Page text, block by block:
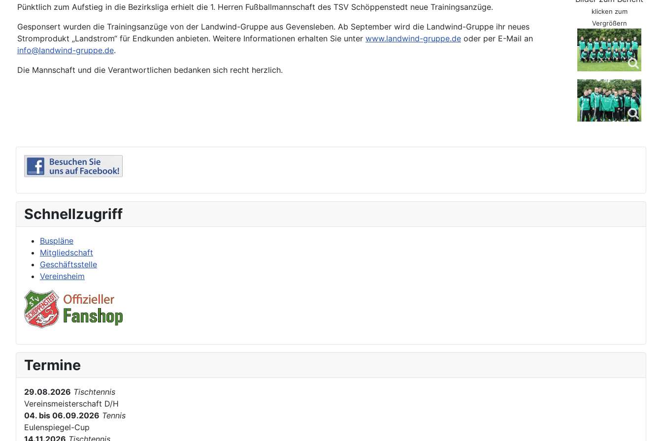
Pünktlich zum Aufstieg in die Bezirksliga erhielt die 1. Herren Fußballmannschaft des TSV Schöppenstedt neue Trainingsanzüge.
Gesponsert wurden die Trainingsanzüge von der Landwind-Gruppe aus Gevensleben. Ab September wird die Landwind-Gruppe ihr neues
Stromprodukt „Landstrom“ für Endkunden anbieten. Weitere Informationen erhalten Sie unter www.landwind-gruppe.de oder per E-Mail an
info@landwind-gruppe.de.
Die Mannschaft und die Verantwortlichen bedanken sich recht herzlich.
klicken zum
Vergrößern
Schnellzugriff
Buspläne
Mitgliedschaft
Geschäftsstelle
Vereinsheim
Termine
29.08.2026 Tischtennis
Vereinsmeisterschaft D/H
04. bis 06.09.2026 Tennis
Eulenspiegel-Cup
14.11.2026 Tischtennis